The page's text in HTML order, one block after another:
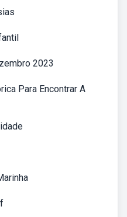
2023
Para Encontrar A